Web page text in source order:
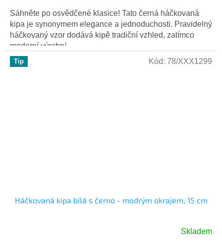
Sáhněte po osvědčené klasice! Tato černá háčkovaná
kipa je synonymem elegance a jednoduchosti. Pravidelný
háčkovaný vzor dodává kipě tradiční vzhled, zatímco
moderní výrobní...
Tip
Háčkovaná kipa bílá s černo - modrým okrajem, 15 cm
Skladem
Kód: 78/XXX1299